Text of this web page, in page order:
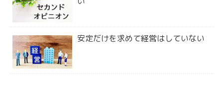
安定だけを求めて経営はしていない